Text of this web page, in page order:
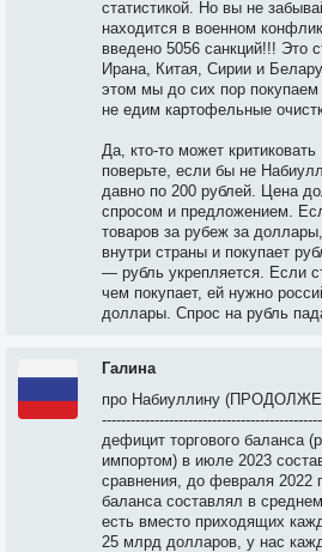
статистикой. Но вы не
находится в военном
введено 5056 санкций!!! Это
Ирана, Китая, Сирии и
этом мы до сих пор
не едим картофельные
Да, кто-то может
поверьте, если бы не
давно по 200 рублей. Цена
спросом и предложением.
товаров за рубеж за
внутри страны и покупает
— рубль укрепляется. Если
чем покупает, ей нужно
доллары. Спрос на рубль
Галина
про Набиуллину
дефицит торгового баланса
импортом) в июле 2023
сравнения, до февраля 2022
баланса составлял в
есть вместо приходящих
25 млрд долларов, у нас